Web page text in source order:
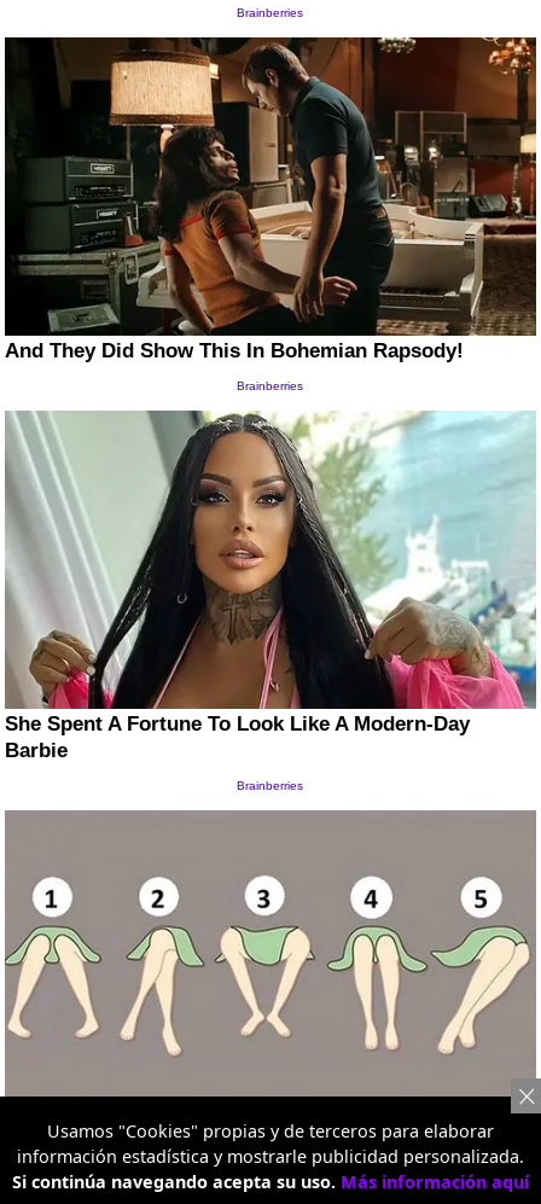
Usamos "Cookies" propias y de terceros para elaborar
información estadística y mostrarle publicidad personalizada.
Si continúa navegando acepta su uso. Más información aquí